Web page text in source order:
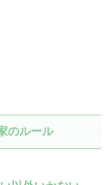
のルール